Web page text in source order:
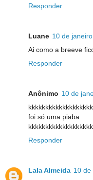
Responder
Luane 10 de
Ai como a breeve
Responder
Anônimo 10 de
foi só uma piaba
Responder
Lala Almeida 10 de